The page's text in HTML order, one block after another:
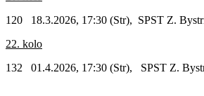
120 18.3.2026, 17:30 (Str), SPST Z.
22. kolo
132 01.4.2026, 17:30 (Str), SPST Z.